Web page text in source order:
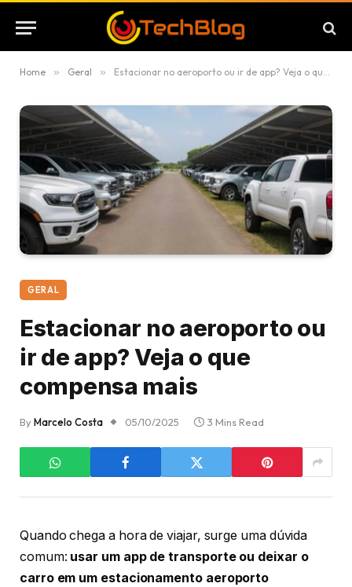
Home » Geral » Estacionar no aeroporto ou ir de app? Veja o que compensa mais
GERAL
Estacionar no aeroporto ou
ir de app? Veja o que
compensa mais
ByMarcelo Costa 05/10/2025 3 Mins Read
Quando chega a hora de viajar, surge uma dúvida
comum: usar um app de transporte ou deixar o
carro em um estacionamento aeroporto